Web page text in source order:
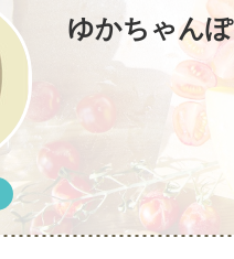
ゆかちゃんぽ